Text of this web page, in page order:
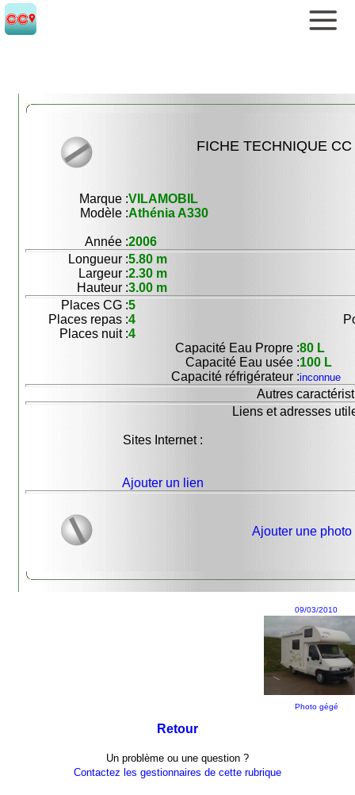
FICHE TECHNIQUE CC
Marque :VILAMOBIL
Modèle :Athénia A330
Année :2006
Longueur :5.80 m
Largeur :2.30 m
Hauteur :3.00 m
Places CG :5
Places repas :4
Places nuit :4
Capacité Eau Propre :80 L
Capacité Eau usée :100 L
Capacité réfrigérateur :inconnue
Autres
Liens et adresses
Sites Internet :
Ajouter un lien
Ajouter une photo
09/03/2010
Photo gégé
Retour
Un problème ou une question ?
Contactez les gestionnaires de cette rubrique